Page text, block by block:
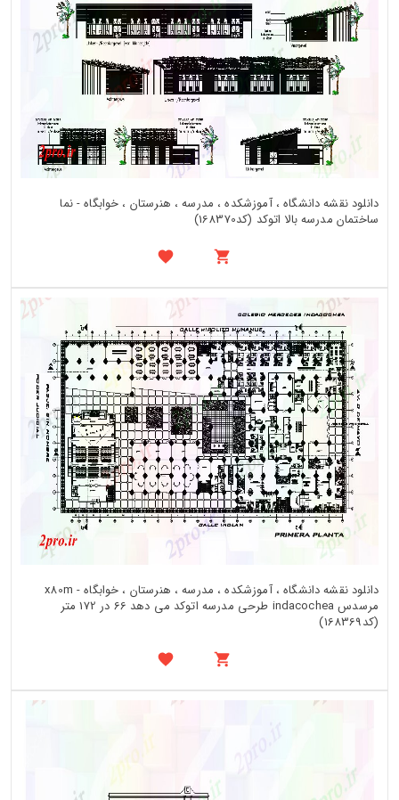
دانلود نقشه دانشگاه ، آموزشکده ، مدرسه ، هنرستان ، خوابگاه - نما
ساختمان مدرسه بالا اتوکد (کد168370)
دانلود نقشه دانشگاه ، آموزشکده ، مدرسه ، هنرستان ، خوابگاه - x80m
مرسدس indacochea طرحی مدرسه اتوکد می دهد 66 در 172 متر
(کد168369)